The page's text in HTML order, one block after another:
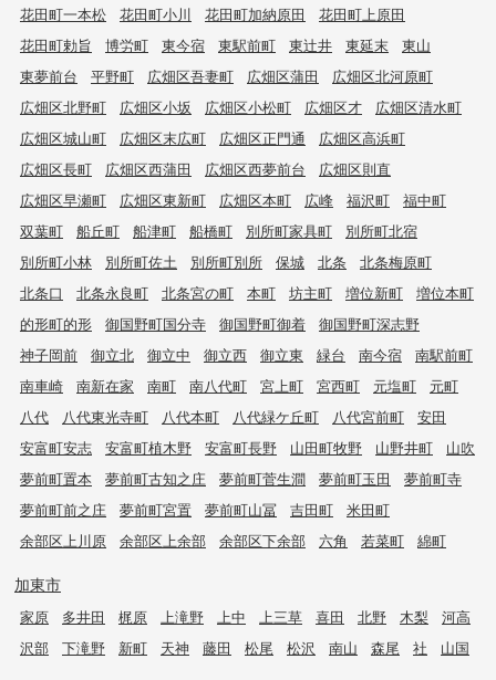
花田町一本松
花田町小川 花田町加納原田
花田町上原田
花田町勅旨
博労町 東今宿 東駅前町 東辻井 東延末
東山
東夢前台
平野町 広畑区吾妻町 広畑区蒲田
広畑区北河原町
広畑区北野町
広畑区小坂 広畑区小松町 広畑区才
広畑区清水町
広畑区城山町
広畑区末広町 広畑区正門通
広畑区高浜町
広畑区長町
広畑区西蒲田 広畑区西夢前台
広畑区則直
広畑区早瀬町
広畑区東新町 広畑区本町 広峰 福沢町
福中町
双葉町
船丘町 船津町 船橋町 別所町家具町
別所町北宿
別所町小林
別所町佐土 別所町別所 保城 北条
北条梅原町
北条口
北条永良町 北条宮の町 本町 坊主町 増位新町
増位本町
的形町的形
御国野町国分寺 御国野町御着
御国野町深志野
神子岡前
御立北 御立中 御立西 御立東 緑台 南今宿
南駅前町
南車崎
南新在家 南町 南八代町 宮上町 宮西町 元塩町
元町
八代
八代東光寺町 八代本町 八代緑ケ丘町 八代宮前町
安田
安富町安志
安富町植木野 安富町長野 山田町牧野 山野井町
山吹
夢前町置本
夢前町古知之庄 夢前町菅生澗 夢前町玉田
夢前町寺
夢前町前之庄
夢前町宮置 夢前町山冨 吉田町
米田町
余部区上川原
余部区上余部 余部区下余部 六角 若菜町 綿町
加東市
家原 多井田 梶原 上滝野 上中 上三草 喜田 北野 木梨
河高
沢部
下滝野 新町 天神 藤田 松尾 松沢 南山 森尾 社 山国